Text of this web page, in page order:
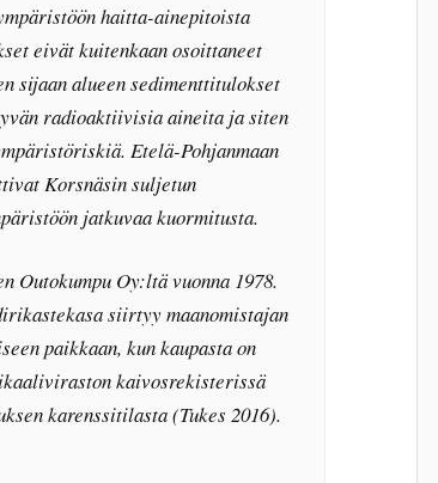
haitta-ainepitoista
eivät kuitenkaan osoittaneet
sijaan alueen sedimenttitulokset
radioaktiivisia aineita ja siten
Etelä-Pohjanmaan
Korsnäsin suljetun
jatkuvaa kuormitusta.
Outokumpu Oy:ltä vuonna 1978.
siirtyy maanomistajan
paikkaan, kun kaupasta on
kaivosrekisterissä
karenssitilasta (Tukes 2016).